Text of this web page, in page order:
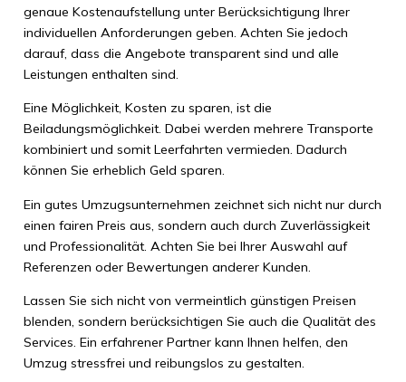
genaue Kostenaufstellung unter Berücksichtigung Ihrer
individuellen Anforderungen geben. Achten Sie jedoch
darauf, dass die Angebote transparent sind und alle
Leistungen enthalten sind.
Eine Möglichkeit, Kosten zu sparen, ist die
Beiladungsmöglichkeit. Dabei werden mehrere Transporte
kombiniert und somit Leerfahrten vermieden. Dadurch
können Sie erheblich Geld sparen.
Ein gutes Umzugsunternehmen zeichnet sich nicht nur durch
einen fairen Preis aus, sondern auch durch Zuverlässigkeit
und Professionalität. Achten Sie bei Ihrer Auswahl auf
Referenzen oder Bewertungen anderer Kunden.
Lassen Sie sich nicht von vermeintlich günstigen Preisen
blenden, sondern berücksichtigen Sie auch die Qualität des
Services. Ein erfahrener Partner kann Ihnen helfen, den
Umzug stressfrei und reibungslos zu gestalten.